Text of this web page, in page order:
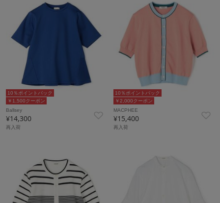
￥1,500クーポン
10％ポイントバック
Ballsey
¥14,300
再入荷
￥2,000クーポン
10％ポイントバック
MACPHEE
¥15,400
再入荷